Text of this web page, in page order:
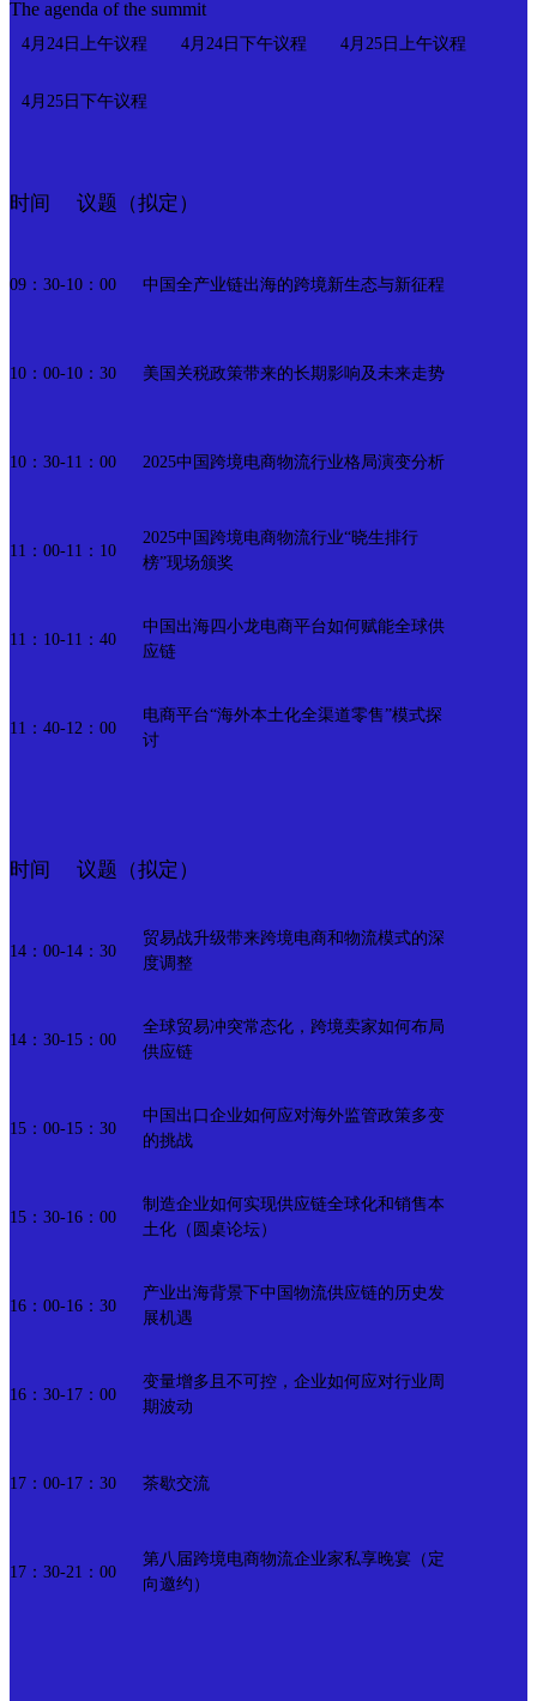
The agenda of the summit
4月24日上午议程 4月24日下午议程 4月25日上午议程
4月25日下午议程
时间 议题（拟定）
09：30-10：00 中国全产业链出海的跨境新生态与新征程
10：00-10：30 美国关税政策带来的长期影响及未来走势
10：30-11：00 2025中国跨境电商物流行业格局演变分析
11：00-11：10
2025中国跨境电商物流行业“晓生排行
榜”现场颁奖
11：10-11：40
中国出海四小龙电商平台如何赋能全球供
应链
11：40-12：00
电商平台“海外本土化全渠道零售”模式探
讨
时间 议题（拟定）
14：00-14：30
贸易战升级带来跨境电商和物流模式的深
度调整
14：30-15：00
全球贸易冲突常态化，跨境卖家如何布局
供应链
15：00-15：30
中国出口企业如何应对海外监管政策多变
的挑战
15：30-16：00
制造企业如何实现供应链全球化和销售本
土化（圆桌论坛）
16：00-16：30
产业出海背景下中国物流供应链的历史发
展机遇
16：30-17：00
变量增多且不可控，企业如何应对行业周
期波动
17：00-17：30 茶歇交流
17：30-21：00
第八届跨境电商物流企业家私享晚宴（定
向邀约）